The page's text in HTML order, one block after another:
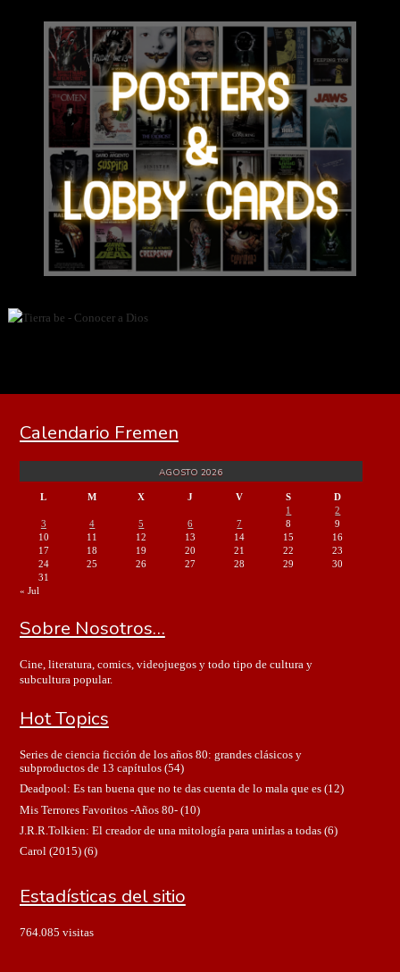
Calendario Fremen
AGOSTO 2026
L M X J V S
D
1
2
3
4 5 6 7 8
9
10
11 12 13 14 15
16
17
18 19 20 21 22
23
24
25 26 27 28 29
30
31
« Jul
Sobre Nosotros…
Cine, literatura, comics, videojuegos y todo tipo de cultura y
subcultura popular.
Hot Topics
Series de ciencia ficción de los años 80: grandes clásicos y
subproductos de 13 capítulos(54)
Deadpool: Es tan buena que no te das cuenta de lo mala que es(12)
Mis Terrores Favoritos -Años 80-(10)
J.R.R.Tolkien: El creador de una mitología para unirlas a todas(6)
Carol (2015)(6)
Estadísticas del sitio
764.085 visitas